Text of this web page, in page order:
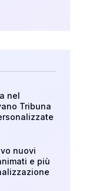
nel
Tribuna
nuovi
e più